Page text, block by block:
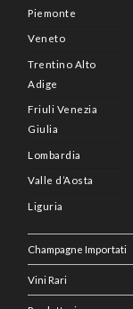
Piemonte
Veneto
Trentino Alto
Adige
Friuli Venezia
Giulia
Lombardia
Valle d’Aosta
Liguria
Champagne Importati
Vini Rari